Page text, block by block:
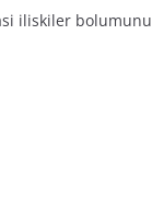
iliskiler